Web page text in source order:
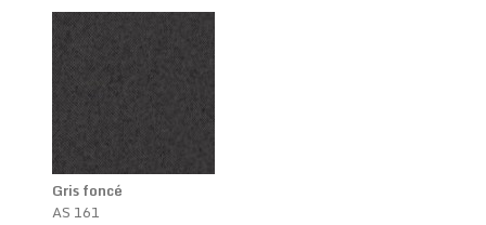
Gris foncé
AS 161